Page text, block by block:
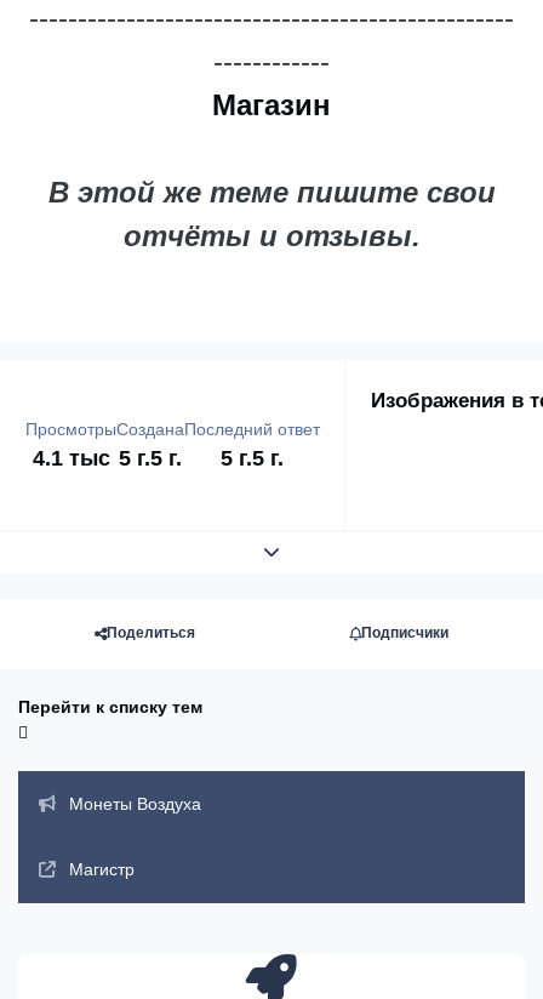
--------------------------------------------------
------------
Магазин
В этой же теме пишите свои
отчёты и отзывы.
Просмотры
4.1 тыс
Создана
5 г.5 г.
Последний ответ
5 г.5 г.
Изображения в
Развернуть обзор темы
Поделиться Подписчики
Перейти к списку тем
Монеты Воздуха
Магистр